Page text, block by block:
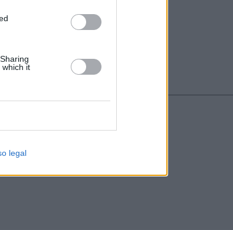
which it
legal